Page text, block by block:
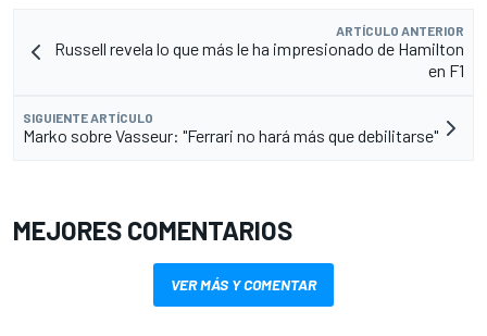
ARTÍCULO ANTERIOR
Russell revela lo que más le ha impresionado de Hamilton
en F1
SIGUIENTE ARTÍCULO
Marko sobre Vasseur: "Ferrari no hará más que debilitarse"
MEJORES COMENTARIOS
VER MÁS Y COMENTAR